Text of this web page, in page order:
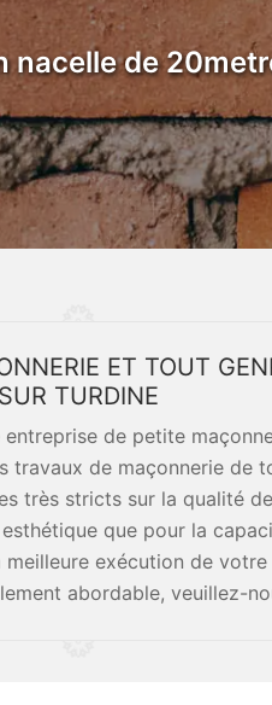
nacelle de
ET TOUT
SUR TURDINE
de petite
travaux de maçonnerie de
très stricts sur la qualité
que pour la
exécution de
abordable, veuillez-